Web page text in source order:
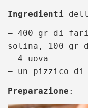
Ingredienti
– 400 gr di
solina, 100 gr
– 4 uova
– un pizzico di
Preparazione :